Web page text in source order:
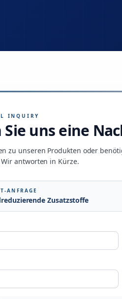
INQUIRY
Sie uns eine
zu unseren Produkten oder
antworten in Kürze.
ANFRAGE
Zusatzstoffe